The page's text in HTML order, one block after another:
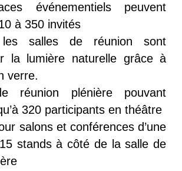
événementiels peuvent
à 350 invités
les salles de réunion sont
la lumière naturelle grâce à
verre.
réunion plénière pouvant
320 participants en théâtre
salons et conférences d’une
stands à côté de la salle de